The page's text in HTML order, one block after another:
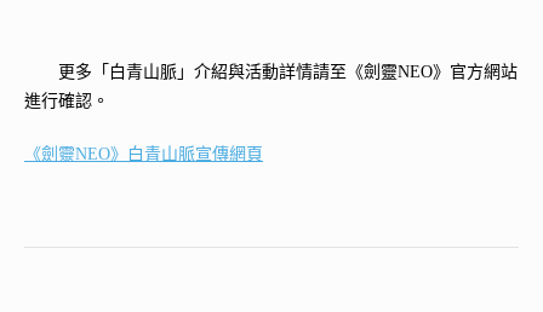
更多「白青山脈」介紹與活動詳情請至《劍靈NEO》官方網站
進行確認。
《劍靈NEO》白青山脈宣傳網頁